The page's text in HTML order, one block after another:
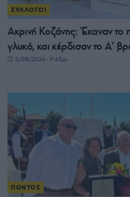
ΣΥΛΛΟΓΟΙ
Ακρινή Κοζάνης: Έκαναν το
γλυκό, και κέρδισαν το A’
2/08/2026 - 9:45μμ
ΠΟΝΤΟΣ